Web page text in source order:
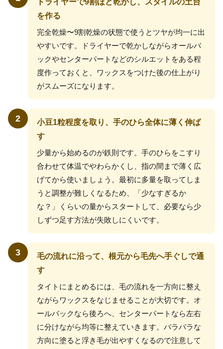
ドライヤーで9割ほど乾かし、スタイルの土台
を作る
完全乾燥〜9割乾燥の状態で使うとツヤが均一に出
やすいです。ドライヤーで乾かしながらオールバ
ックやセンターパートなどのシルエットをある程
度作っておくと、ワックスをつけた後の仕上がり
がスムーズになります。
2
小豆1粒程度を取り、手のひら全体に薄く伸ば
す
少量から始めるのが鉄則です。手のひらをこすり
合わせて体温でやわらかくし、指の間まで薄く広
げてから使いましょう。最初に多量を取ってしま
うと調整が難しくなるため、「少なすぎるか
な？」くらいの量からスタートして、必要なら少
しずつ足す方法が失敗しにくいです。
3
毛の流れに沿って、根元から毛先へ手ぐしで通
す
タイトにまとめるには、毛の流れを一方向に整え
ながらワックスをなじませることが大切です。オ
ールバックなら後ろへ、センターパートなら左右
に分けながら均等に整えていきます。バラバラな
方向に塗ると浮き毛が出やすくなるので注意して